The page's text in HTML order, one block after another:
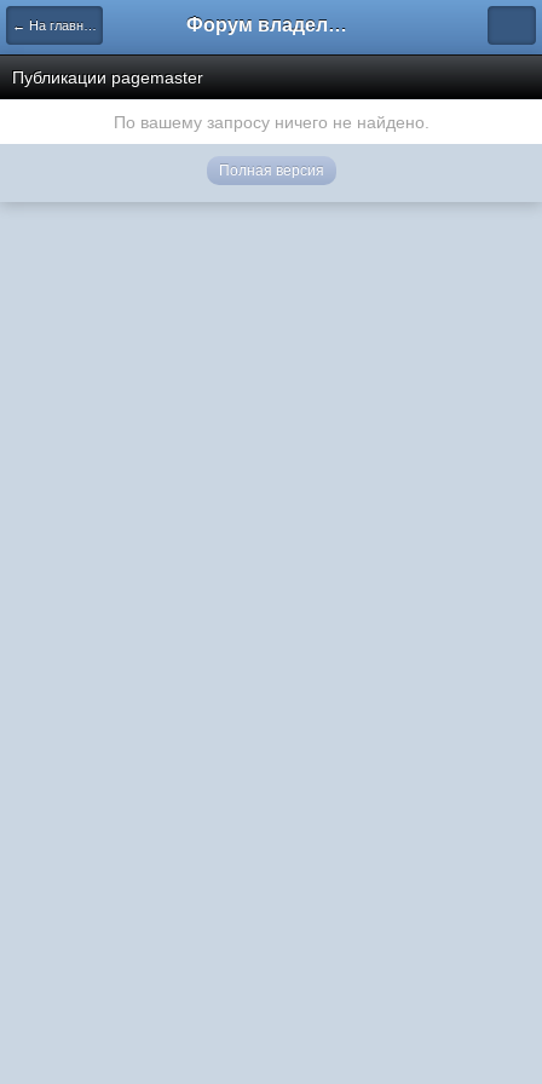
← На главную Форум владельцев интернет-магазинов
Публикации pagemaster
По вашему запросу ничего не найдено.
Полная версия